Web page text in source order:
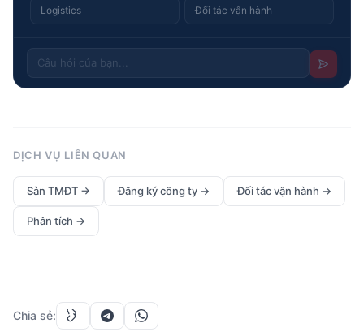
Logistics Đối tác vận hành
DỊCH VỤ LIÊN QUAN
Sàn TMĐT → Đăng ký công ty → Đối tác vận hành →
Phân tích →
Chia sẻ: